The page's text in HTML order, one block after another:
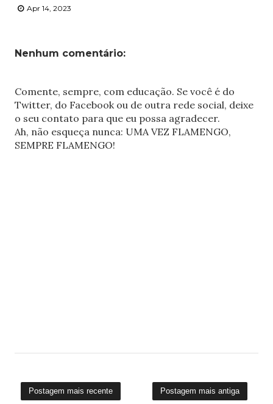
Apr 14, 2023
Nenhum comentário:
Comente, sempre, com educação. Se você é do
Twitter, do Facebook ou de outra rede social, deixe
o seu contato para que eu possa agradecer.
Ah, não esqueça nunca: UMA VEZ FLAMENGO,
SEMPRE FLAMENGO!
Postagem mais recente Postagem mais antiga